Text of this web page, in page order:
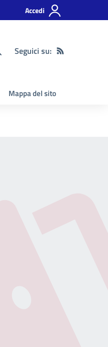
Accedi
Seguici su:
Mappa del sito